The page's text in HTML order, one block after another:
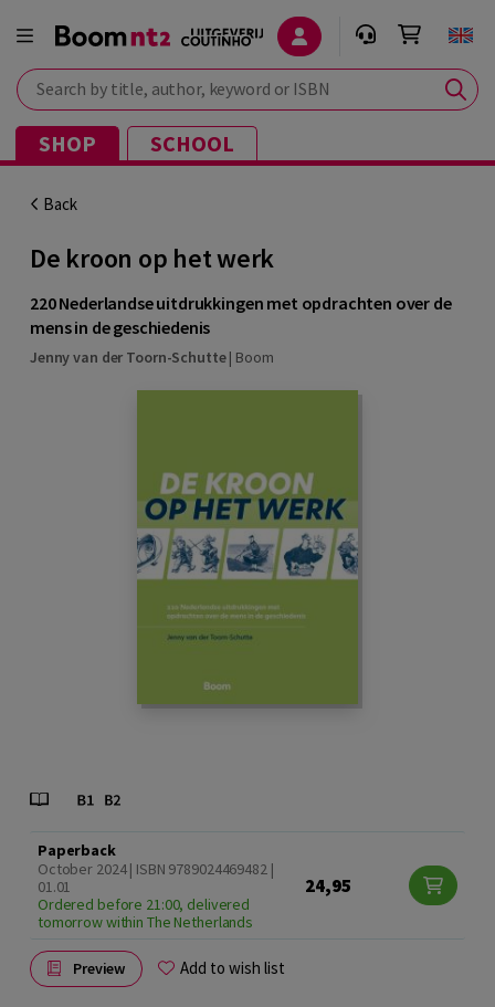
Search by title, author, keyword or ISBN
SHOP SCHOOL
Back
De kroon op het werk
220 Nederlandse uitdrukkingen met opdrachten over de
mens in de geschiedenis
Jenny van der Toorn-Schutte| Boom
Paperback
October 2024 | ISBN 9789024469482 |
01.01
Ordered before 21:00, delivered
tomorrow within The Netherlands
24,95
Preview Add to wish list